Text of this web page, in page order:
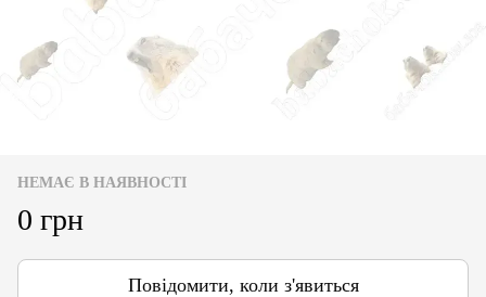
НЕМАЄ В НАЯВНОСТІ
0 грн
Повідомити, коли з'явиться